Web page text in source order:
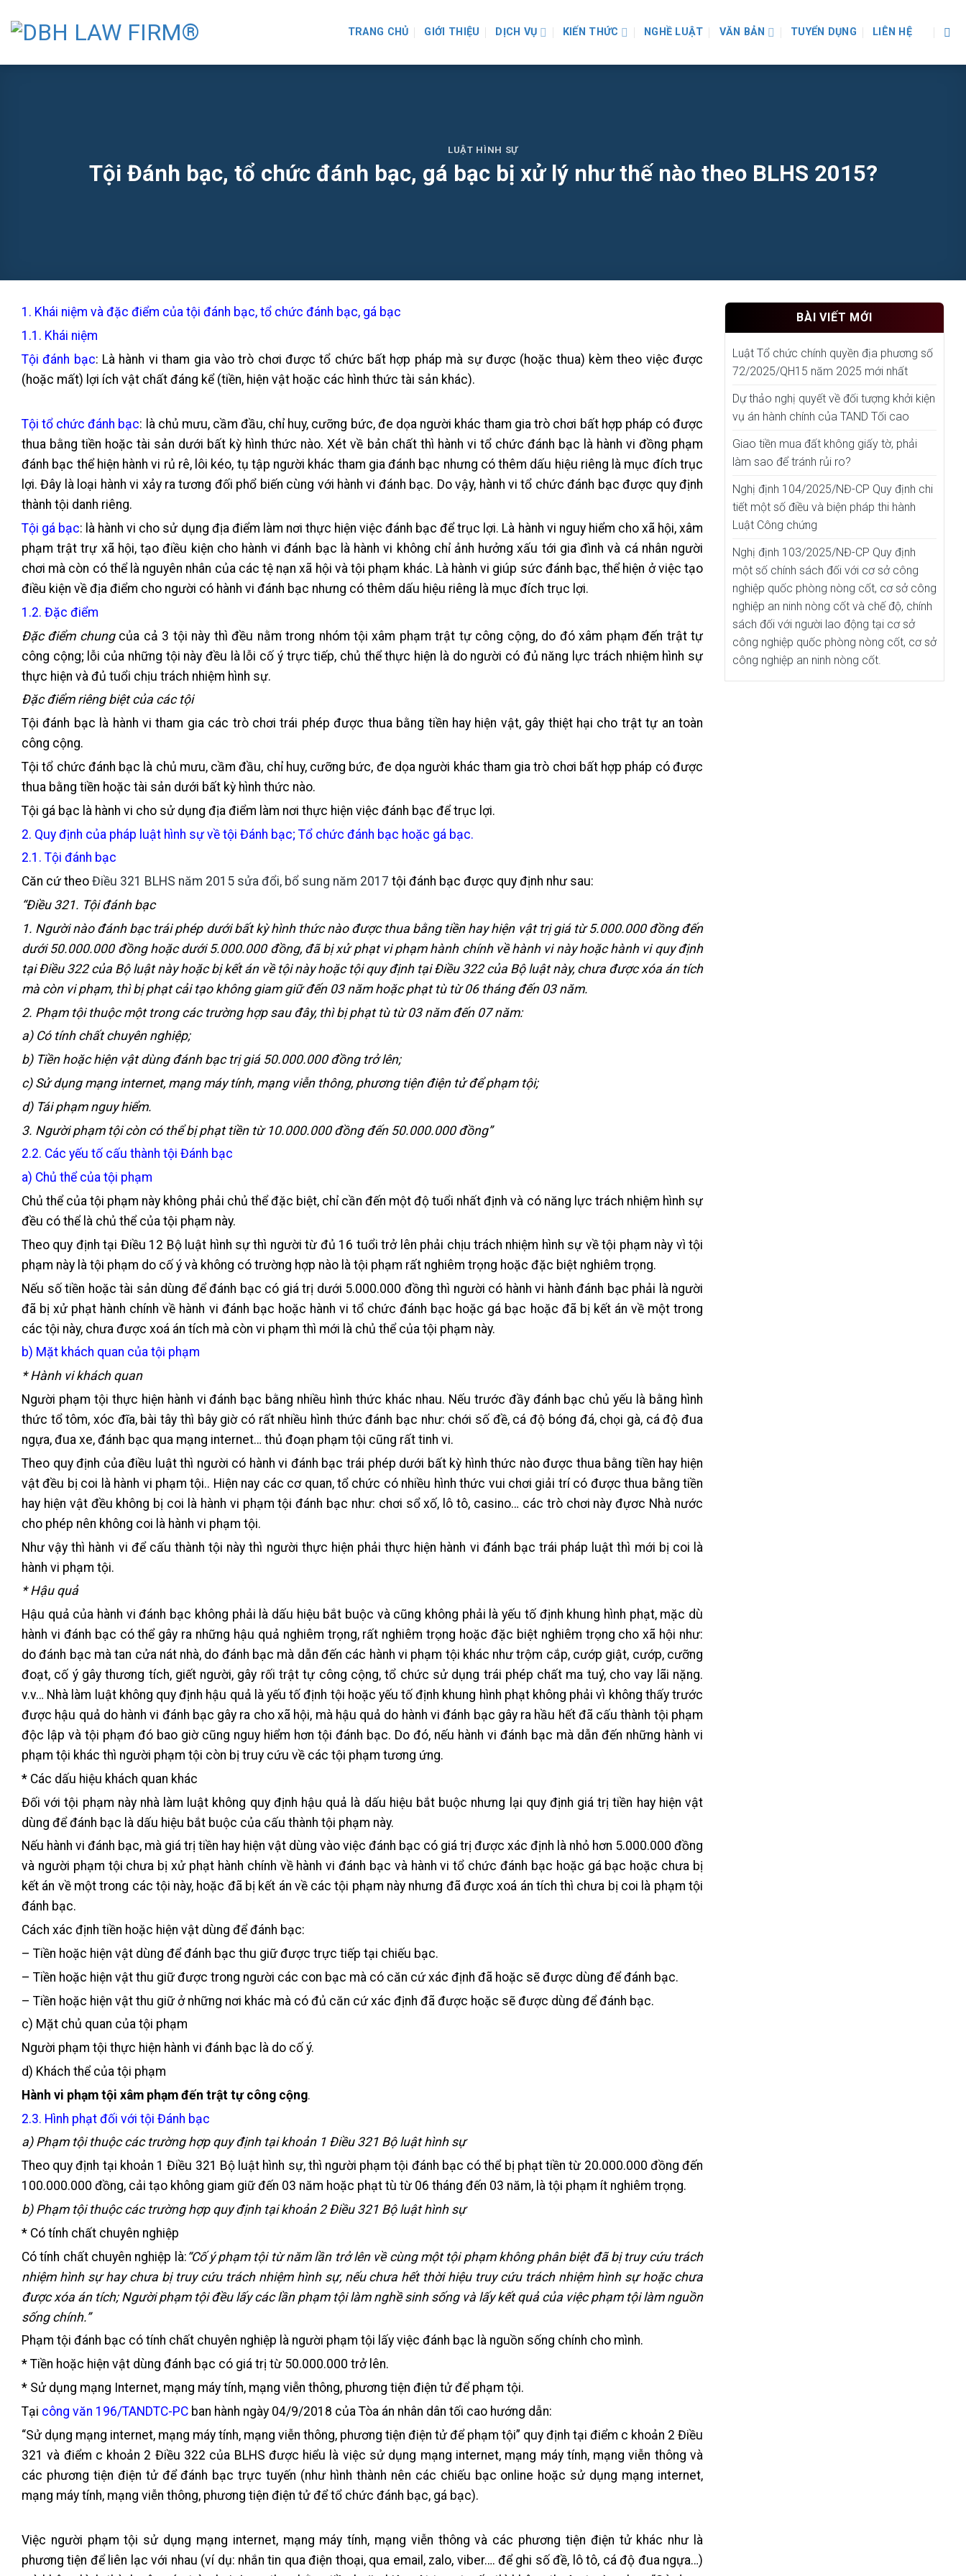
content
TRANG CHỦ GIỚI THIỆU DỊCH VỤ KIẾN THỨC NGHỀ LUẬT VĂN BẢN TUYỂN DỤNG LIÊN HỆ
LUẬT HÌNH SỰ
Tội Đánh bạc, tổ chức đánh bạc, gá bạc bị xử lý như thế nào theo BLHS 2015?
1. Khái niệm và đặc điểm của tội đánh bạc, tổ chức đánh bạc, gá bạc
1.1. Khái niệm
Tội đánh bạc: Là hành vi tham gia vào trò chơi được tổ chức bất hợp pháp mà sự được (hoặc thua) kèm theo việc được
(hoặc mất) lợi ích vật chất đáng kể (tiền, hiện vật hoặc các hình thức tài sản khác).
Tội tổ chức đánh bạc: là chủ mưu, cầm đầu, chỉ huy, cưỡng bức, đe dọa người khác tham gia trò chơi bất hợp pháp có được
thua bằng tiền hoặc tài sản dưới bất kỳ hình thức nào. Xét về bản chất thì hành vi tổ chức đánh bạc là hành vi đồng phạm
đánh bạc thể hiện hành vi rủ rê, lôi kéo, tụ tập người khác tham gia đánh bạc nhưng có thêm dấu hiệu riêng là mục đích trục
lợi. Đây là loại hành vi xảy ra tương đối phổ biến cùng với hành vi đánh bạc. Do vậy, hành vi tổ chức đánh bạc được quy định
thành tội danh riêng.
Tội gá bạc: là hành vi cho sử dụng địa điểm làm nơi thực hiện việc đánh bạc để trục lợi. Là hành vi nguy hiểm cho xã hội, xâm
phạm trật trự xã hội, tạo điều kiện cho hành vi đánh bạc là hành vi không chỉ ảnh hưởng xấu tới gia đình và cá nhân người
chơi mà còn có thể là nguyên nhân của các tệ nạn xã hội và tội phạm khác. Là hành vi giúp sức đánh bạc, thể hiện ở việc tạo
điều kiện về địa điểm cho người có hành vi đánh bạc nhưng có thêm dấu hiệu riêng là mục đích trục lợi.
1.2. Đặc điểm
Đặc điểm chungcủa cả 3 tội này thì đều nằm trong nhóm tội xâm phạm trật tự công cộng, do đó xâm phạm đến trật tự
công cộng; lỗi của những tội này đều là lỗi cố ý trực tiếp, chủ thể thực hiện là do người có đủ năng lực trách nhiệm hình sự
thực hiện và đủ tuổi chịu trách nhiệm hình sự.
Đặc điểm riêng biệt của các tội
Tội đánh bạc là hành vi tham gia các trò chơi trái phép được thua bằng tiền hay hiện vật, gây thiệt hại cho trật tự an toàn
công cộng.
Tội tổ chức đánh bạc là chủ mưu, cầm đầu, chỉ huy, cưỡng bức, đe dọa người khác tham gia trò chơi bất hợp pháp có được
thua bằng tiền hoặc tài sản dưới bất kỳ hình thức nào.
Tội gá bạc là hành vi cho sử dụng địa điểm làm nơi thực hiện việc đánh bạc để trục lợi.
2. Quy định của pháp luật hình sự về tội Đánh bạc; Tổ chức đánh bạc hoặc gá bạc.
2.1. Tội đánh bạc
Căn cứ theo Điều 321 BLHS năm 2015 sửa đổi, bổ sung năm 2017 tội đánh bạc được quy định như sau:
“Điều 321. Tội đánh bạc
1. Người nào đánh bạc trái phép dưới bất kỳ hình thức nào được thua bằng tiền hay hiện vật trị giá từ 5.000.000 đồng đến
dưới 50.000.000 đồng hoặc dưới 5.000.000 đồng, đã bị xử phạt vi phạm hành chính về hành vi này hoặc hành vi quy định
tại Điều 322 của Bộ luật này hoặc bị kết án về tội này hoặc tội quy định tại Điều 322 của Bộ luật này, chưa được xóa án tích
mà còn vi phạm, thì bị phạt cải tạo không giam giữ đến 03 năm hoặc phạt tù từ 06 tháng đến 03 năm.
2. Phạm tội thuộc một trong các trường hợp sau đây, thì bị phạt tù từ 03 năm đến 07 năm:
a) Có tính chất chuyên nghiệp;
b) Tiền hoặc hiện vật dùng đánh bạc trị giá 50.000.000 đồng trở lên;
c) Sử dụng mạng internet, mạng máy tính, mạng viễn thông, phương tiện điện tử để phạm tội;
d) Tái phạm nguy hiểm.
3. Người phạm tội còn có thể bị phạt tiền từ 10.000.000 đồng đến 50.000.000 đồng”
2.2. Các yếu tố cấu thành tội Đánh bạc
a) Chủ thể của tội phạm
Chủ thể của tội phạm này không phải chủ thể đặc biệt, chỉ cần đến một độ tuổi nhất định và có năng lực trách nhiệm hình sự
đều có thể là chủ thể của tội phạm này.
Theo quy định tại Điều 12 Bộ luật hình sự thì người từ đủ 16 tuổi trở lên phải chịu trách nhiệm hình sự về tội phạm này vì tội
phạm này là tội phạm do cố ý và không có trường hợp nào là tội phạm rất nghiêm trọng hoặc đặc biệt nghiêm trọng.
Nếu số tiền hoặc tài sản dùng để đánh bạc có giá trị dưới 5.000.000 đồng thì người có hành vi hành đánh bạc phải là người
đã bị xử phạt hành chính về hành vi đánh bạc hoặc hành vi tổ chức đánh bạc hoặc gá bạc hoặc đã bị kết án về một trong
các tội này, chưa được xoá án tích mà còn vi phạm thì mới là chủ thể của tội phạm này.
b) Mặt khách quan của tội phạm
* Hành vi khách quan
Người phạm tội thực hiện hành vi đánh bạc bằng nhiều hình thức khác nhau. Nếu trước đầy đánh bạc chủ yếu là bằng hình
thức tổ tôm, xóc đĩa, bài tây thì bây giờ có rất nhiều hình thức đánh bạc như: chới số đề, cá độ bóng đá, chọi gà, cá độ đua
ngựa, đua xe, đánh bạc qua mạng internet… thủ đoạn phạm tội cũng rất tinh vi.
Theo quy định của điều luật thì người có hành vi đánh bạc trái phép dưới bất kỳ hình thức nào được thua bằng tiền hay hiện
vật đều bị coi là hành vi phạm tội.. Hiện nay các cơ quan, tổ chức có nhiều hình thức vui chơi giải trí có được thua bằng tiền
hay hiện vật đều không bị coi là hành vi phạm tội đánh bạc như: chơi sổ xố, lô tô, casino… các trò chơi này đựơc Nhà nước
cho phép nên không coi là hành vi phạm tội.
Như vậy thì hành vi để cấu thành tội này thì người thực hiện phải thực hiện hành vi đánh bạc trái pháp luật thì mới bị coi là
hành vi phạm tội.
* Hậu quả
Hậu quả của hành vi đánh bạc không phải là dấu hiệu bắt buộc và cũng không phải là yếu tố định khung hình phạt, mặc dù
hành vi đánh bạc có thể gây ra những hậu quả nghiêm trọng, rất nghiêm trọng hoặc đặc biệt nghiêm trọng cho xã hội như:
do đánh bạc mà tan cửa nát nhà, do đánh bạc mà dẫn đến các hành vi phạm tội khác như trộm cắp, cướp giật, cướp, cưỡng
đoạt, cố ý gây thương tích, giết người, gây rối trật tự công cộng, tổ chức sử dụng trái phép chất ma tuý, cho vay lãi nặng.
v.v… Nhà làm luật không quy định hậu quả là yếu tố định tội hoặc yếu tố định khung hình phạt không phải vì không thấy trước
được hậu quả do hành vi đánh bạc gây ra cho xã hội, mà hậu quả do hành vi đánh bạc gây ra hầu hết đã cấu thành tội phạm
độc lập và tội phạm đó bao giờ cũng nguy hiểm hơn tội đánh bạc. Do đó, nếu hành vi đánh bạc mà dẫn đến những hành vi
phạm tội khác thì người phạm tội còn bị truy cứu về các tội phạm tương ứng.
* Các dấu hiệu khách quan khác
Đối với tội phạm này nhà làm luật không quy định hậu quả là dấu hiệu bắt buộc nhưng lại quy định giá trị tiền hay hiện vật
dùng để đánh bạc là dấu hiệu bắt buộc của cấu thành tội phạm này.
Nếu hành vi đánh bạc, mà giá trị tiền hay hiện vật dùng vào việc đánh bạc có giá trị được xác định là nhỏ hơn 5.000.000 đồng
và người phạm tội chưa bị xử phạt hành chính về hành vi đánh bạc và hành vi tổ chức đánh bạc hoặc gá bạc hoặc chưa bị
kết án về một trong các tội này, hoặc đã bị kết án về các tội phạm này nhưng đã được xoá án tích thì chưa bị coi là phạm tội
đánh bạc.
Cách xác định tiền hoặc hiện vật dùng để đánh bạc:
– Tiền hoặc hiện vật dùng để đánh bạc thu giữ được trực tiếp tại chiếu bạc.
– Tiền hoặc hiện vật thu giữ được trong người các con bạc mà có căn cứ xác định đã hoặc sẽ được dùng để đánh bạc.
– Tiền hoặc hiện vật thu giữ ở những nơi khác mà có đủ căn cứ xác định đã được hoặc sẽ được dùng để đánh bạc.
c) Mặt chủ quan của tội phạm
Người phạm tội thực hiện hành vi đánh bạc là do cố ý.
d) Khách thể của tội phạm
Hành vi phạm tội xâm phạm đến trật tự công cộng.
2.3. Hình phạt đối với tội Đánh bạc
a) Phạm tội thuộc các trường hợp quy định tại khoản 1 Điều 321 Bộ luật hình sự
Theo quy định tại khoản 1 Điều 321 Bộ luật hình sự, thì người phạm tội đánh bạc có thể bị phạt tiền từ 20.000.000 đồng đến
100.000.000 đồng, cải tạo không giam giữ đến 03 năm hoặc phạt tù từ 06 tháng đến 03 năm, là tội phạm ít nghiêm trọng.
b) Phạm tội thuộc các trường hợp quy định tại khoản 2 Điều 321 Bộ luật hình sự
* Có tính chất chuyên nghiệp
Có tính chất chuyên nghiệp là: “Cố ý phạm tội từ năm lần trở lên về cùng một tội phạm không phân biệt đã bị truy cứu trách
nhiệm hình sự hay chưa bị truy cứu trách nhiệm hình sự, nếu chưa hết thời hiệu truy cứu trách nhiệm hình sự hoặc chưa
được xóa án tích; Người phạm tội đều lấy các lần phạm tội làm nghề sinh sống và lấy kết quả của việc phạm tội làm nguồn
sống chính.”
Phạm tội đánh bạc có tính chất chuyên nghiệp là người phạm tội lấy việc đánh bạc là nguồn sống chính cho mình.
* Tiền hoặc hiện vật dùng đánh bạc có giá trị từ 50.000.000 trở lên.
* Sử dụng mạng Internet, mạng máy tính, mạng viễn thông, phương tiện điện tử để phạm tội.
Tại công văn 196/TANDTC-PC ban hành ngày 04/9/2018 của Tòa án nhân dân tối cao hướng dẫn:
“Sử dụng mạng internet, mạng máy tính, mạng viễn thông, phương tiện điện tử để phạm tội” quy định tại điểm c khoản 2 Điều
321 và điểm c khoản 2 Điều 322 của BLHS được hiểu là việc sử dụng mạng internet, mạng máy tính, mạng viễn thông và
các phương tiện điện tử để đánh bạc trực tuyến (như hình thành nên các chiếu bạc online hoặc sử dụng mạng internet,
mạng máy tính, mạng viễn thông, phương tiện điện tử để tổ chức đánh bạc, gá bạc).
Việc người phạm tội sử dụng mạng internet, mạng máy tính, mạng viễn thông và các phương tiện điện tử khác như là
phương tiện để liên lạc với nhau (ví dụ: nhắn tin qua điện thoại, qua email, zalo, viber…. để ghi số đề, lô tô, cá độ đua ngựa…)
BÀI VIẾT MỚI
Luật Tổ chức chính quyền địa phương số
72/2025/QH15 năm 2025 mới nhất
Dự thảo nghị quyết về đối tượng khởi kiện
vụ án hành chính của TAND Tối cao
Giao tiền mua đất không giấy tờ, phải
làm sao để tránh rủi ro?
Nghị định 104/2025/NĐ-CP Quy định chi
tiết một số điều và biện pháp thi hành
Luật Công chứng
Nghị định 103/2025/NĐ-CP Quy định
một số chính sách đối với cơ sở công
nghiệp quốc phòng nòng cốt, cơ sở công
nghiệp an ninh nòng cốt và chế độ, chính
sách đối với người lao động tại cơ sở
công nghiệp quốc phòng nòng cốt, cơ sở
công nghiệp an ninh nòng cốt.